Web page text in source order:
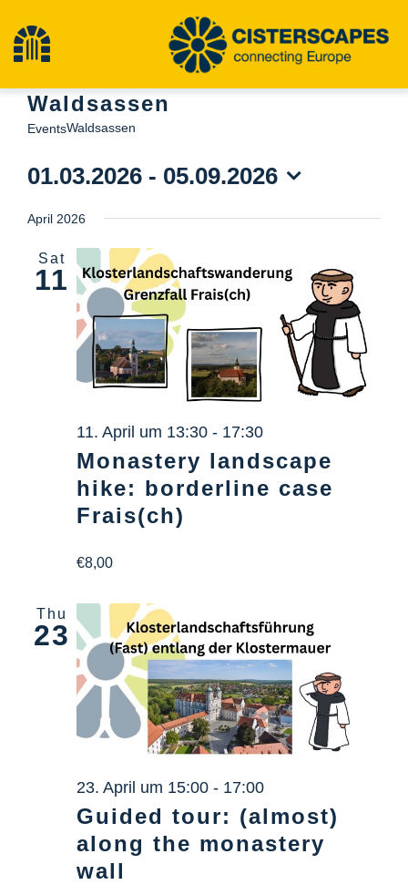
content
Toggle
Navigation
Home
Cultural Heritage Sites
Downloads
Easy language
Waldsassen
EventsWaldsassen
01.03.2026 - 05.09.2026
date.
April 2026
Sat
11
11. April um 13:30 - 17:30
Monastery landscape
hike: borderline case
Frais(ch)
€8,00
Thu
23
23. April um 15:00 - 17:00
Guided tour: (almost)
along the monastery
wall